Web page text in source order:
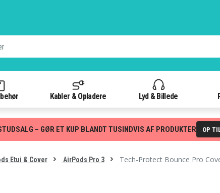
Kabler & Opladere Lyd & Billede
– GØR ET KUP BLANDT TUSINDVIS AF PRODUKTER OP
Etui & Cover AirPods Pro 3 Tech-Protect Bounce Pro